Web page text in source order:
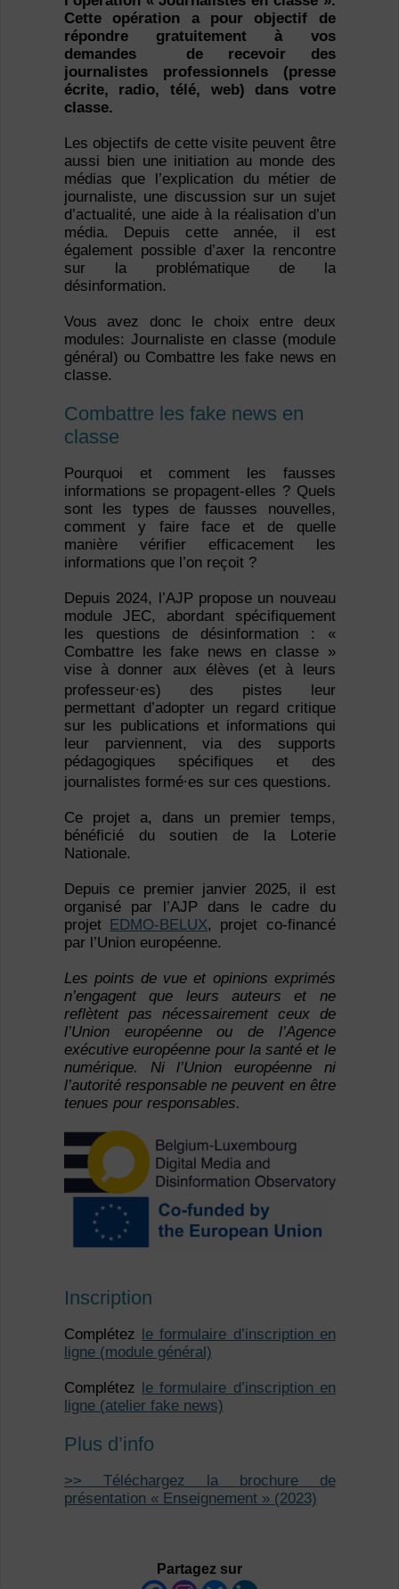
Cette opération a pour objectif de
répondre gratuitement à vos
demandes de recevoir des
journalistes professionnels (presse
écrite, radio, télé, web) dans votre
classe.
Les objectifs de cette visite peuvent être
aussi bien une initiation au monde des
médias que l’explication du métier de
journaliste, une discussion sur un sujet
d’actualité, une aide à la réalisation d’un
média. Depuis cette année, il est
également possible d’axer la rencontre
sur la problématique de la
désinformation.
Vous avez donc le choix entre deux
modules: Journaliste en classe (module
général) ou Combattre les fake news en
classe.
Combattre les fake news en
classe
Pourquoi et comment les fausses
informations se propagent-elles ? Quels
sont les types de fausses nouvelles,
comment y faire face et de quelle
manière vérifier efficacement les
informations que l’on reçoit ?
Depuis 2024, l’AJP propose un nouveau
module JEC, abordant spécifiquement
les questions de désinformation : «
Combattre les fake news en classe »
vise à donner aux élèves (et à leurs
professeur⸱es) des pistes leur
permettant d’adopter un regard critique
sur les publications et informations qui
leur parviennent, via des supports
pédagogiques spécifiques et des
journalistes formé⸱es sur ces questions.
Ce projet a, dans un premier temps,
bénéficié du soutien de la Loterie
Nationale.
Depuis ce premier janvier 2025, il est
organisé par l’AJP dans le cadre du
projet
EDMO-BELUX, projet co-financé
par l’Union européenne.
Les points de vue et opinions exprimés
n’engagent que leurs auteurs et ne
reflètent pas nécessairement ceux de
l’Union européenne ou de l’Agence
exécutive européenne pour la santé et le
numérique. Ni l’Union européenne ni
l’autorité responsable ne peuvent en être
tenues pour responsables.
Inscription
Complétez le formulaire d’inscription en
ligne (module général)
Complétez le formulaire d’inscription en
ligne (atelier fake news)
Plus d’info
>> Téléchargez la brochure de
présentation « Enseignement » (2023)
Partagez sur